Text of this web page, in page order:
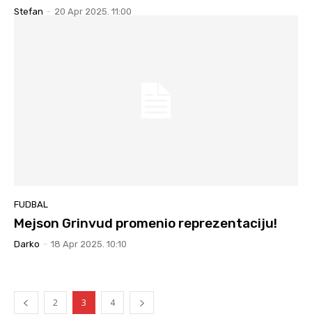
Stefan - 20 Apr 2025. 11:00
FUDBAL
Mejson Grinvud promenio reprezentaciju!
Darko - 18 Apr 2025. 10:10
2 3 4